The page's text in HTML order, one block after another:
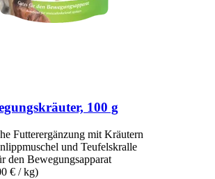
100 g
Futterergänzung mit Kräutern
und Teufelskralle
den Bewegungsapparat
€ / kg)